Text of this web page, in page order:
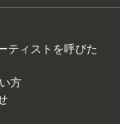
ティストを呼びた
方